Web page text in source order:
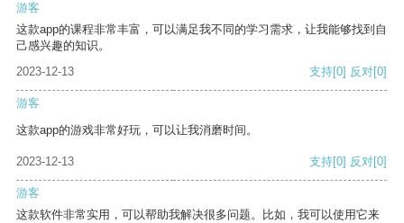
游客
这款app的课程非常丰富，可以满足我不同的学习需求，让我能够找到自
己感兴趣的知识。
2023-12-13
支持[0] 反对[0]
游客
这款app的游戏非常好玩，可以让我消磨时间。
2023-12-13 支持[0] 反对[0]
游客
这款软件非常实用，可以帮助我解决很多问题。比如，我可以使用它来